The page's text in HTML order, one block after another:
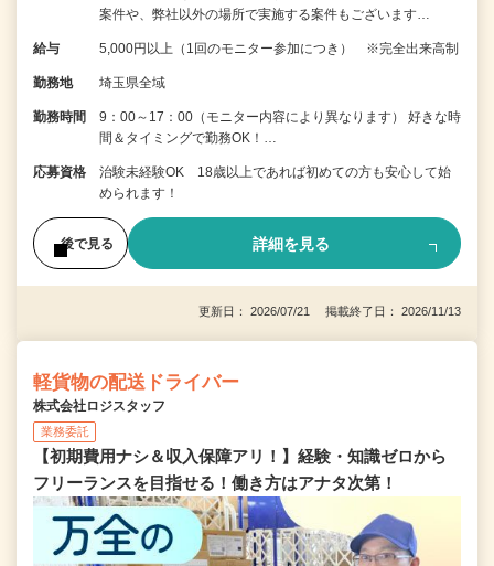
案件や、弊社以外の場所で実施する案件もございます…
給与 5,000円以上（1回のモニター参加につき） ※完全出来高制
勤務地 埼玉県全域
勤務時間
9：00～17：00（モニター内容により異なります） 好きな時
間＆タイミングで勤務OK！…
応募資格
治験未経験OK 18歳以上であれば初めての方も安心して始
められます！
後で見る 詳細を見る
更新日： 2026/07/21 掲載終了日： 2026/11/13
軽貨物の配送ドライバー
株式会社ロジスタッフ
業務委託
【初期費用ナシ＆収入保障アリ！】経験・知識ゼロから
フリーランスを目指せる！働き方はアナタ次第！